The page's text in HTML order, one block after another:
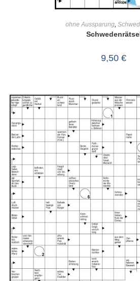
ohne Aussparung,
9,50 €